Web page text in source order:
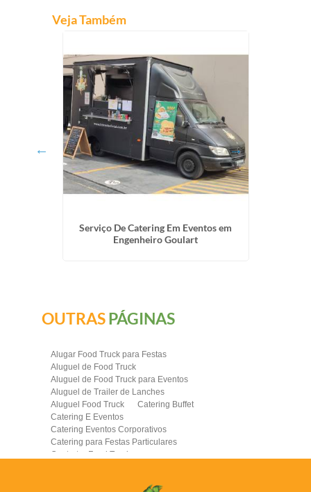
Veja Também
Serviço De Catering Em Eventos em
Engenheiro Goulart
OUTRASPÁGINAS
Alugar Food Truck para Festas
Aluguel de Food Truck
Aluguel de Food Truck para Eventos
Aluguel de Trailer de Lanches
Aluguel Food Truck
Catering Buffet
Catering E Eventos
Catering Eventos Corporativos
Catering para Festas Particulares
Contratar Food Truck